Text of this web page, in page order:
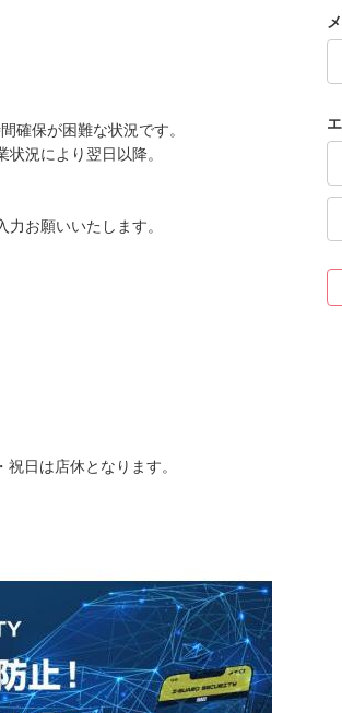
確保が困難な状況です。
況により翌日以降。
お願いいたします。
日は店休となります。